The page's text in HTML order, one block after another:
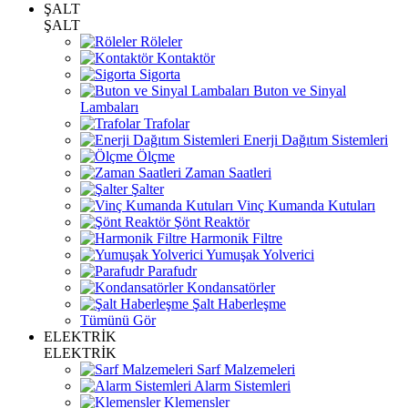
ŞALT
ŞALT
Röleler
Kontaktör
Sigorta
Buton ve Sinyal
Lambaları
Trafolar
Enerji Dağıtım Sistemleri
Ölçme
Zaman Saatleri
Şalter
Vinç Kumanda Kutuları
Şönt Reaktör
Harmonik Filtre
Yumuşak Yolverici
Parafudr
Kondansatörler
Şalt Haberleşme
Tümünü Gör
ELEKTRİK
ELEKTRİK
Sarf Malzemeleri
Alarm Sistemleri
Klemensler